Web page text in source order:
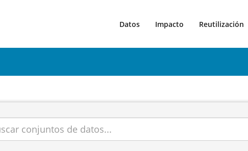
Datos Impacto Reutilización